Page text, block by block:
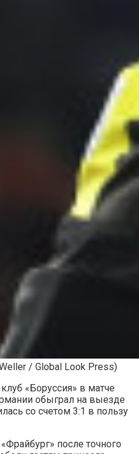
/ Global Look Press)
«Боруссия» в матче
обыграл на выезде
со счетом 3:1 в пользу
после точного